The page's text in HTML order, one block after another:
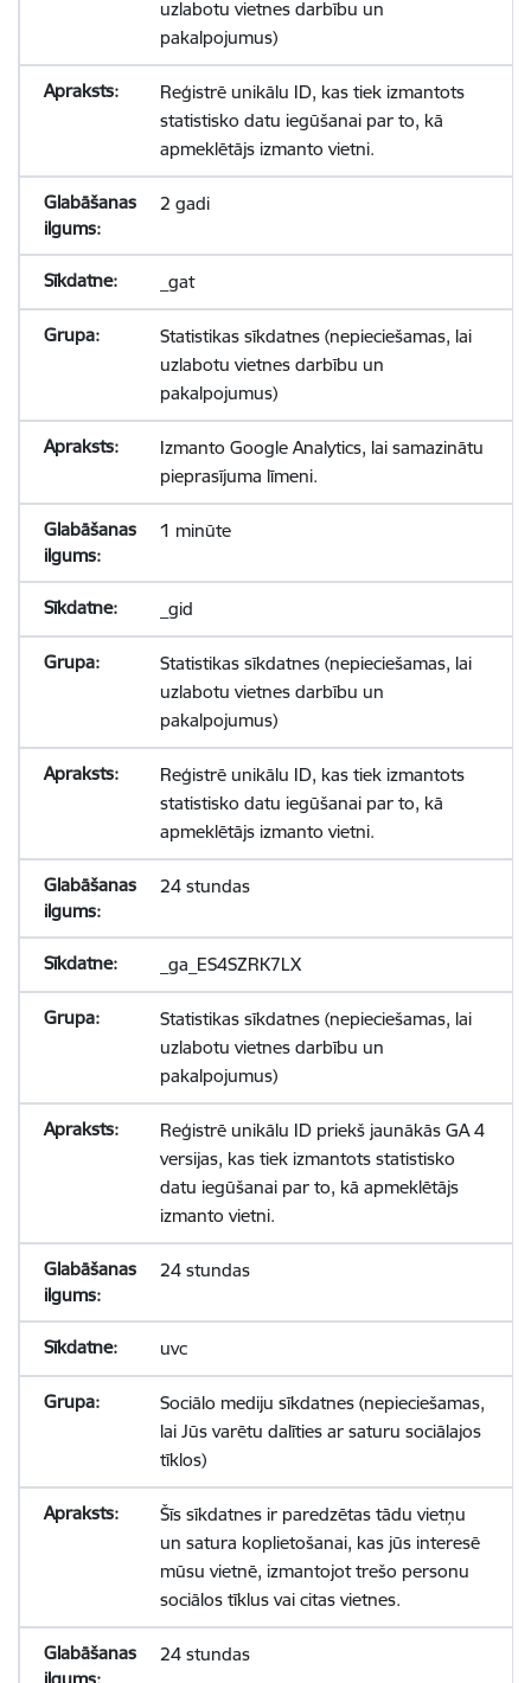
uzlabotu vietnes darbību un
pakalpojumus)
Reģistrē unikālu ID, kas tiek izmantots
statistisko datu iegūšanai par to, kā
apmeklētājs izmanto vietni.
2 gadi
_gat
Statistikas sīkdatnes (nepieciešamas, lai
uzlabotu vietnes darbību un
pakalpojumus)
Izmanto Google Analytics, lai samazinātu
pieprasījuma līmeni.
1 minūte
_gid
Statistikas sīkdatnes (nepieciešamas, lai
uzlabotu vietnes darbību un
pakalpojumus)
Reģistrē unikālu ID, kas tiek izmantots
statistisko datu iegūšanai par to, kā
apmeklētājs izmanto vietni.
24 stundas
_ga_ES4SZRK7LX
Statistikas sīkdatnes (nepieciešamas, lai
uzlabotu vietnes darbību un
pakalpojumus)
Reģistrē unikālu ID priekš jaunākās GA 4
versijas, kas tiek izmantots statistisko
datu iegūšanai par to, kā apmeklētājs
izmanto vietni.
24 stundas
uvc
Sociālo mediju sīkdatnes (nepieciešamas,
lai Jūs varētu dalīties ar saturu sociālajos
tīklos)
Šīs sīkdatnes ir paredzētas tādu vietņu
un satura koplietošanai, kas jūs interesē
mūsu vietnē, izmantojot trešo personu
sociālos tīklus vai citas vietnes.
24 stundas